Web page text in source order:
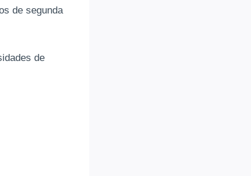
de segunda
de